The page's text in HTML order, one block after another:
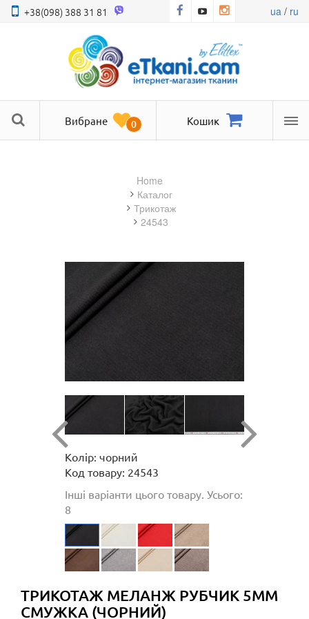
+38(098) 388 31 81 ua/ ru
Вибране 0 Кошик
Home
Каталог
трикотаж
24543
Колір: чорний
Код товару: 24543
Інші варіанти цього товару. Усього:
8
ТРИКОТАЖ МЕЛАНЖ РУБЧИК 5ММ
СМУЖКА (ЧОРНИЙ)